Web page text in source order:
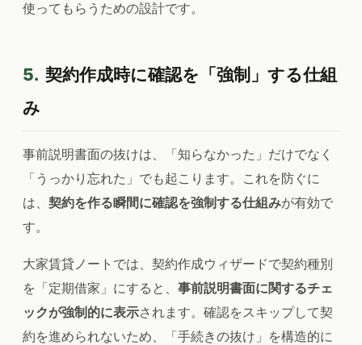
使ってもらうための設計です。
5. 契約作成時に確認を「強制」する仕組
み
事前説明書面の抜けは、「知らなかった」だけでなく
「うっかり忘れた」でも起こります。これを防ぐに
は、 契約を作る瞬間に確認を強制する仕組みが有効で
す。
大家賃貸ノートでは、契約作成ウィザードで契約種別
を「定期借家」にすると、 事前説明書面に関するチェ
ックが強制的に表示されます。確認をスキップして契
約を進められないため、「手続きの抜け」を構造的に